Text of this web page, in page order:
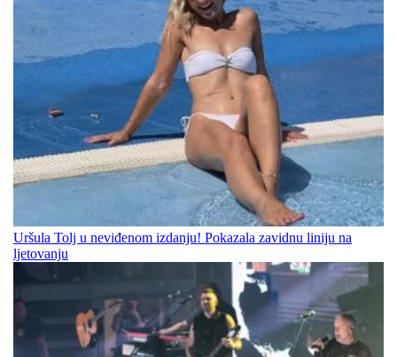
Uršula Tolj u neviđenom izdanju! Pokazala zavidnu liniju na
ljetovanju